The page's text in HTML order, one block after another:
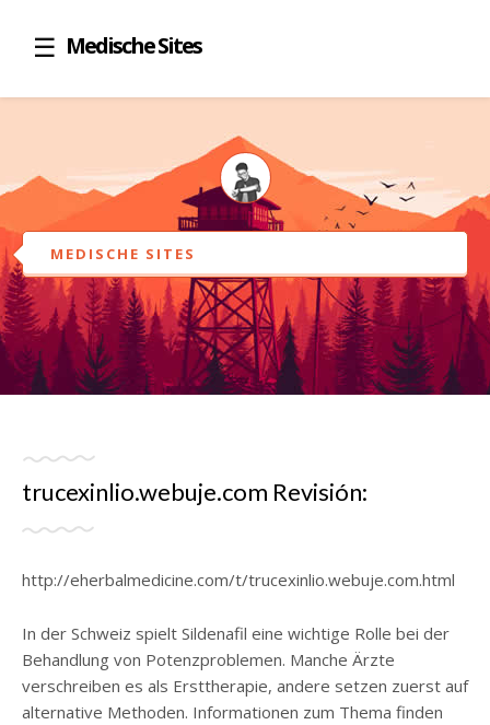
Medische Sites
MEDISCHE SITES
trucexinlio.webuje.com Revisión:
http://eherbalmedicine.com/t/trucexinlio.webuje.com.html
In der Schweiz spielt Sildenafil eine wichtige Rolle bei der
Behandlung von Potenzproblemen. Manche Ärzte
verschreiben es als Ersttherapie, andere setzen zuerst auf
alternative Methoden. Informationen zum Thema finden